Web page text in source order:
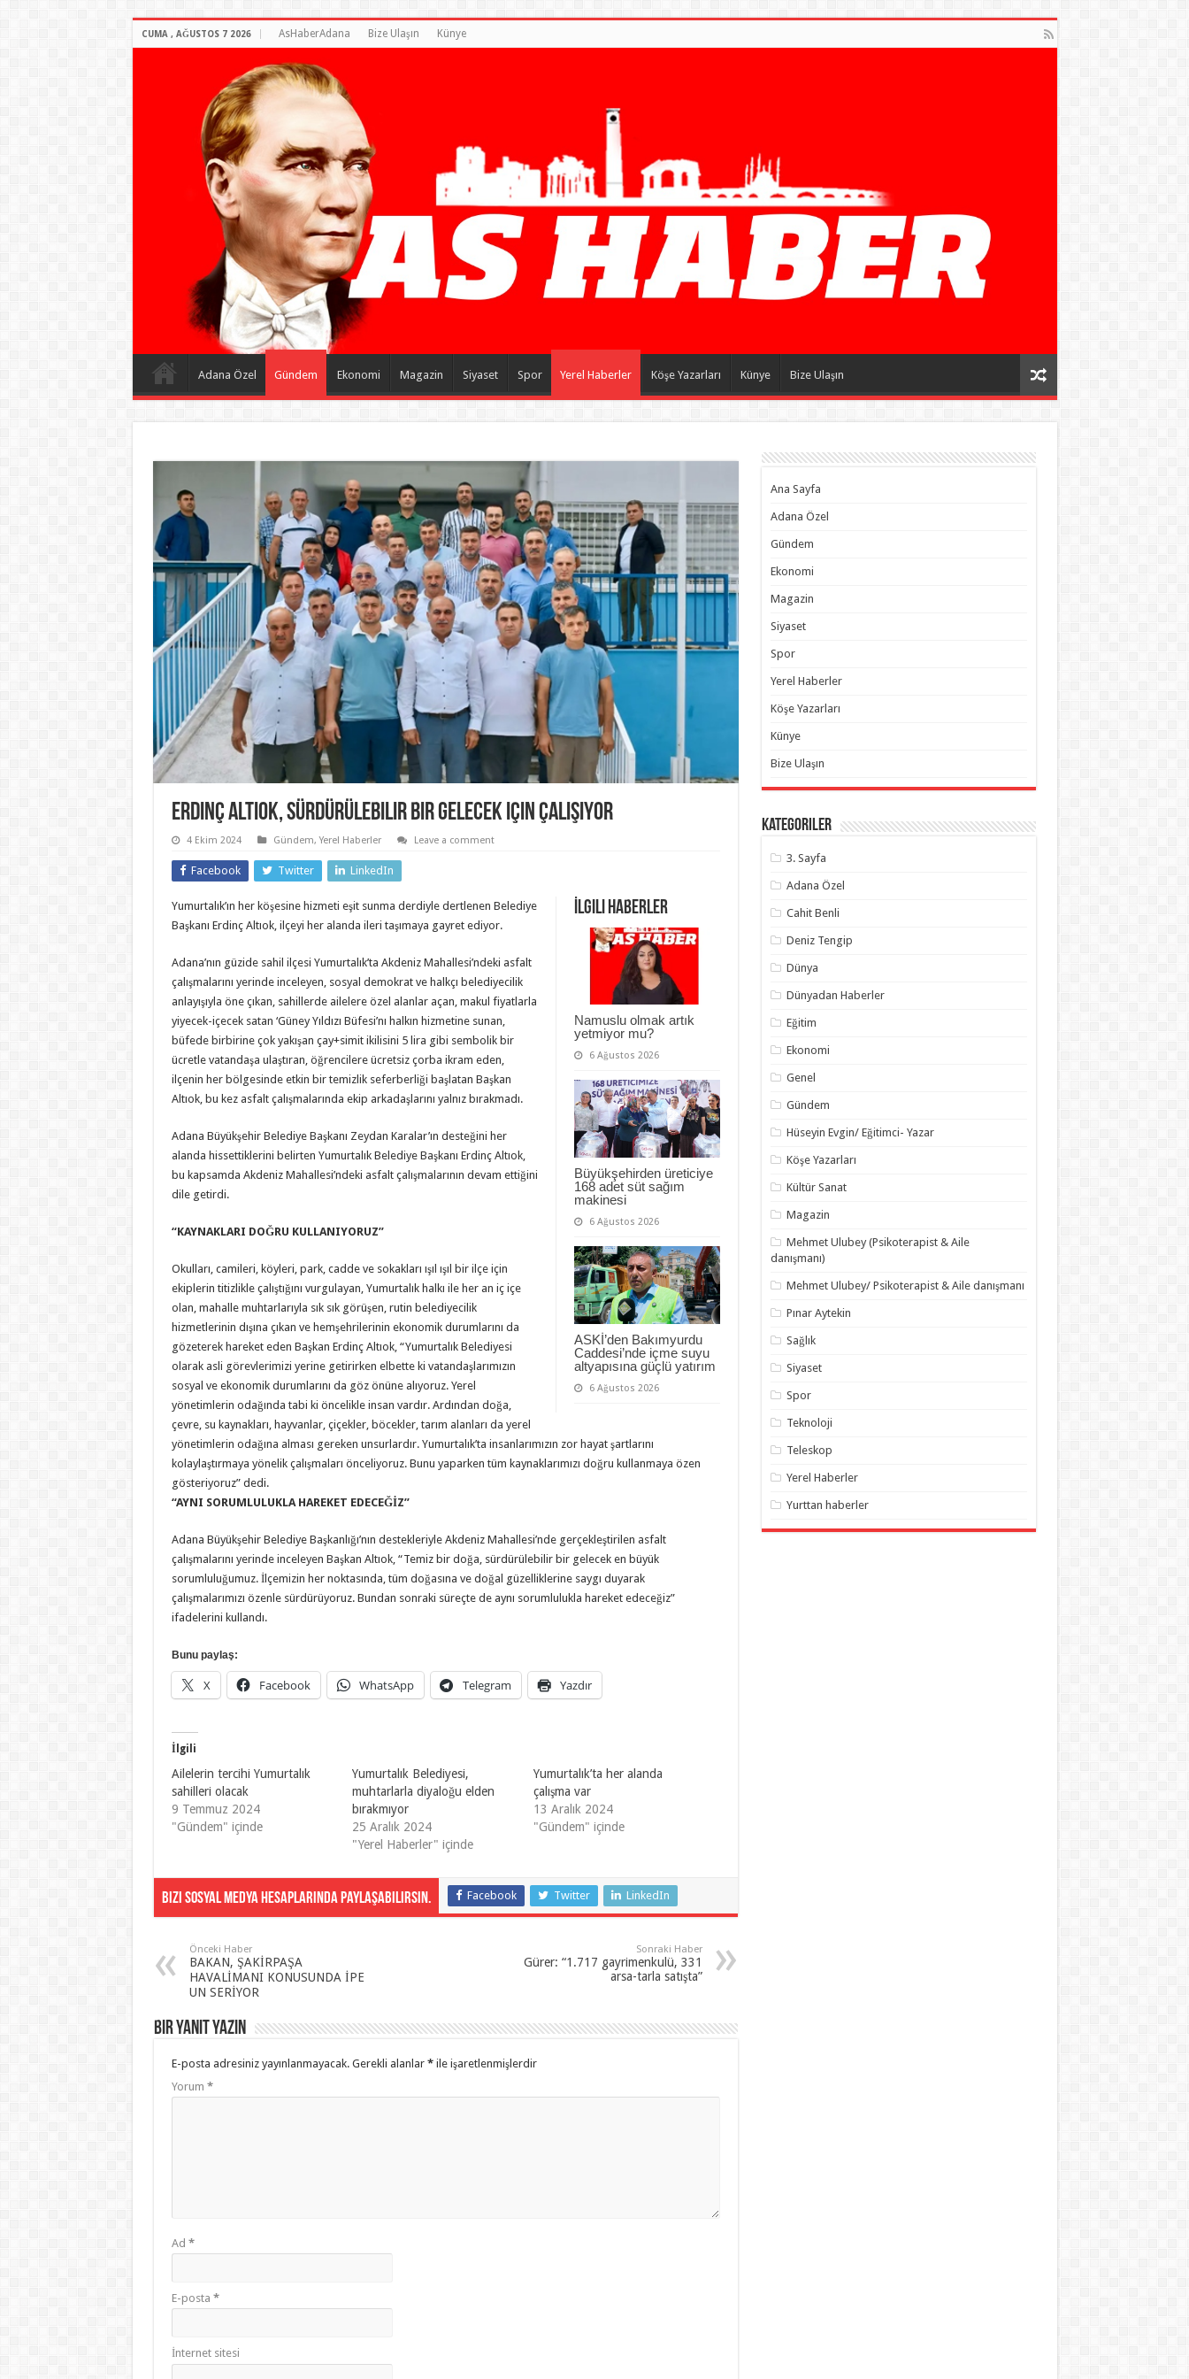
CUMA , AĞUSTOS 7 2026 AsHaberAdana Bize Ulaşın Künye
Adana Özel Gündem Ekonomi Magazin Siyaset Spor Yerel Haberler Köşe Yazarları Künye Bize Ulaşın
Erdinç Altıok, sürdürülebilir bir gelecek için çalışıyor
4 Ekim 2024 Gündem,Yerel Haberler Leave a comment
Facebook Twitter LinkedIn
İlgili Haberler
Namuslu olmak artık
yetmiyor mu?
6 Ağustos 2026
Büyükşehirden üreticiye
168 adet süt sağım
makinesi
6 Ağustos 2026
ASKİ’den Bakımyurdu
Caddesi’nde içme suyu
altyapısına güçlü yatırım
6 Ağustos 2026
Yumurtalık’ın her köşesine hizmeti eşit sunma derdiyle dertlenen Belediye
Başkanı Erdinç Altıok, ilçeyi her alanda ileri taşımaya gayret ediyor.
Adana’nın güzide sahil ilçesi Yumurtalık’ta Akdeniz Mahallesi’ndeki asfalt
çalışmalarını yerinde inceleyen, sosyal demokrat ve halkçı belediyecilik
anlayışıyla öne çıkan, sahillerde ailelere özel alanlar açan, makul fiyatlarla
yiyecek-içecek satan ‘Güney Yıldızı Büfesi’nı halkın hizmetine sunan,
büfede birbirine çok yakışan çay+simit ikilisini 5 lira gibi sembolik bir
ücretle vatandaşa ulaştıran, öğrencilere ücretsiz çorba ikram eden,
ilçenin her bölgesinde etkin bir temizlik seferberliği başlatan Başkan
Altıok, bu kez asfalt çalışmalarında ekip arkadaşlarını yalnız bırakmadı.
Adana Büyükşehir Belediye Başkanı Zeydan Karalar’ın desteğini her
alanda hissettiklerini belirten Yumurtalık Belediye Başkanı Erdinç Altıok,
bu kapsamda Akdeniz Mahallesi’ndeki asfalt çalışmalarının devam ettiğini
dile getirdi.
“KAYNAKLARI DOĞRU KULLANIYORUZ”
Okulları, camileri, köyleri, park, cadde ve sokakları ışıl ışıl bir ilçe için
ekiplerin titizlikle çalıştığını vurgulayan, Yumurtalık halkı ile her an iç içe
olan, mahalle muhtarlarıyla sık sık görüşen, rutin belediyecilik
hizmetlerinin dışına çıkan ve hemşehrilerinin ekonomik durumlarını da
gözeterek hareket eden Başkan Erdinç Altıok, “Yumurtalık Belediyesi
olarak asli görevlerimizi yerine getirirken elbette ki vatandaşlarımızın
sosyal ve ekonomik durumlarını da göz önüne alıyoruz. Yerel
yönetimlerin odağında tabi ki öncelikle insan vardır. Ardından doğa,
çevre, su kaynakları, hayvanlar, çiçekler, böcekler, tarım alanları da yerel
yönetimlerin odağına alması gereken unsurlardır. Yumurtalık’ta insanlarımızın zor hayat şartlarını
kolaylaştırmaya yönelik çalışmaları önceliyoruz. Bunu yaparken tüm kaynaklarımızı doğru kullanmaya özen
gösteriyoruz” dedi.
“AYNI SORUMLULUKLA HAREKET EDECEĞİZ”
Adana Büyükşehir Belediye Başkanlığı’nın destekleriyle Akdeniz Mahallesi’nde gerçekleştirilen asfalt
çalışmalarını yerinde inceleyen Başkan Altıok, “Temiz bir doğa, sürdürülebilir bir gelecek en büyük
sorumluluğumuz. İlçemizin her noktasında, tüm doğasına ve doğal güzelliklerine saygı duyarak
çalışmalarımızı özenle sürdürüyoruz. Bundan sonraki süreçte de aynı sorumlulukla hareket edeceğiz”
ifadelerini kullandı.
Bunu paylaş:
X Facebook WhatsApp Telegram Yazdır
İlgili
Ailelerin tercihi Yumurtalık
sahilleri olacak
9 Temmuz 2024
"Gündem" içinde
Yumurtalık Belediyesi,
muhtarlarla diyaloğu elden
bırakmıyor
25 Aralık 2024
"Yerel Haberler" içinde
Yumurtalık’ta her alanda
çalışma var
13 Aralık 2024
"Gündem" içinde
Bizi Sosyal Medya Hesaplarında Paylaşabilirsin. Facebook Twitter LinkedIn
Önceki Haber
BAKAN, ŞAKİRPAŞA
HAVALİMANI KONUSUNDA İPE
UN SERİYOR
Sonraki Haber
Gürer: “1.717 gayrimenkulü, 331
arsa-tarla satışta”
Bir yanıt yazın
E-posta adresiniz yayınlanmayacak. Gerekli alanlar *ile işaretlenmişlerdir
Yorum *
Ad *
E-posta *
İnternet sitesi
Ana Sayfa
Adana Özel
Gündem
Ekonomi
Magazin
Siyaset
Spor
Yerel Haberler
Köşe Yazarları
Künye
Bize Ulaşın
Kategoriler
3. Sayfa
Adana Özel
Cahit Benli
Deniz Tengip
Dünya
Dünyadan Haberler
Eğitim
Ekonomi
Genel
Gündem
Hüseyin Evgin/ Eğitimci- Yazar
Köşe Yazarları
Kültür Sanat
Magazin
Mehmet Ulubey (Psikoterapist & Aile
danışmanı)
Mehmet Ulubey/ Psikoterapist & Aile danışmanı
Pınar Aytekin
Sağlık
Siyaset
Spor
Teknoloji
Teleskop
Yerel Haberler
Yurttan haberler